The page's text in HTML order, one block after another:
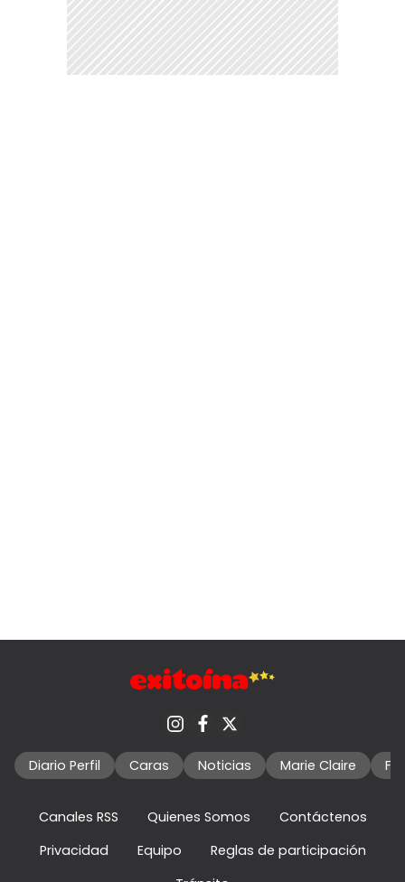
Diario Perfil Caras Noticias Marie Claire
Canales RSS Quienes Somos
Contáctenos
Privacidad
Equipo
Reglas de participación